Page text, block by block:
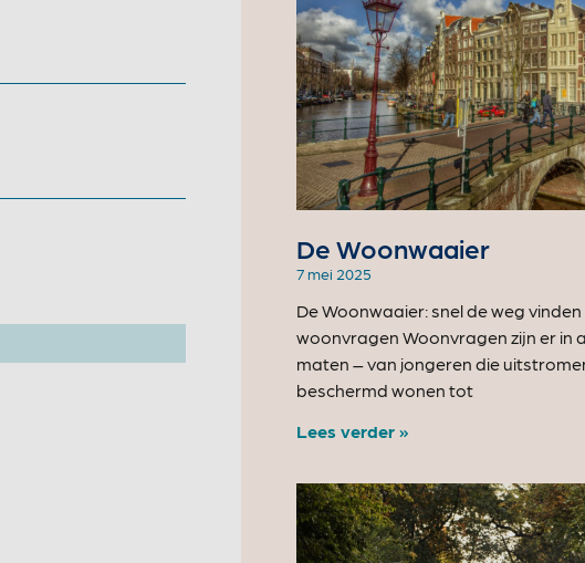
De Woonwaaier
7 mei 2025
De Woonwaaier: snel de weg vinden
woonvragen Woonvragen zijn er in
maten – van jongeren die
beschermd wonen tot
Lees verder »